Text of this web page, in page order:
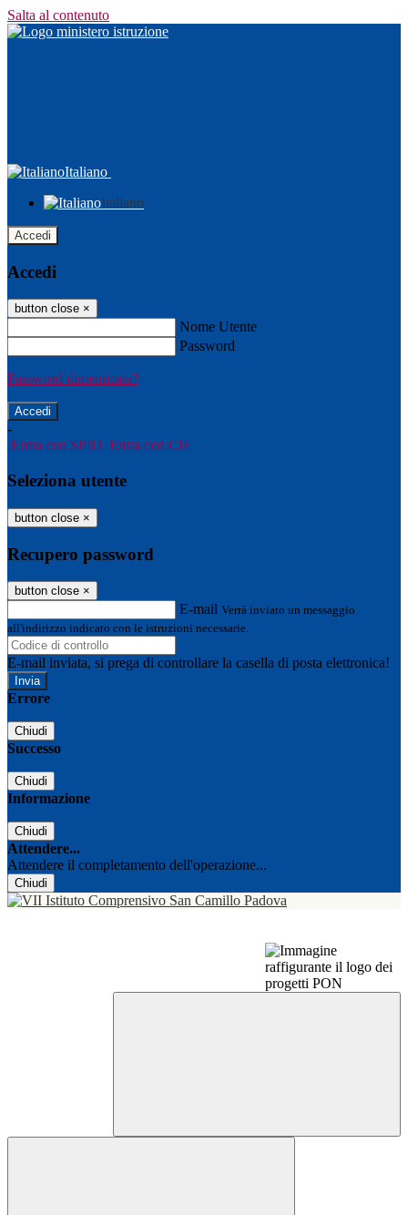
Salta al contenuto
Italiano
Italiano
Accedi
Accedi
button close ×
Nome Utente
Password
Password dimenticata?
-
Entra con SPID Entra con CIE
Seleziona utente
button close ×
Recupero password
button close ×
E-mail Verrà inviato un messaggio
all'indirizzo indicato con le istruzioni necessarie.
E-mail inviata, si prega di controllare la casella di posta elettronica!
Errore
Chiudi
Successo
Chiudi
Informazione
Chiudi
Attendere...
Attendere il completamento dell'operazione...
Chiudi